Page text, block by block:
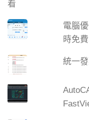
電腦
時免
統一